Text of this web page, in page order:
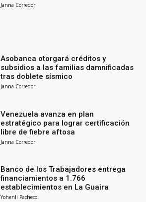
Janna Corredor
Asobanca otorgará créditos y
subsidios a las familias damnificadas
tras doblete sísmico
Janna Corredor
Venezuela avanza en plan
estratégico para lograr certificación
libre de fiebre aftosa
Janna Corredor
Banco de los Trabajadores entrega
financiamientos a 1.766
establecimientos en La Guaira
Yohenli Pacheco